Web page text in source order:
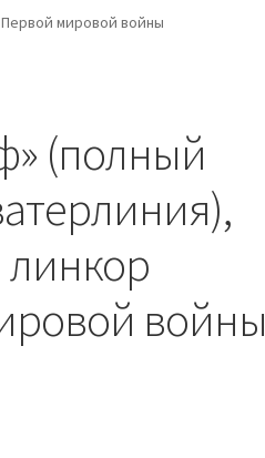
Отзывы Оформление заказа
мировой войны
(полный
войны